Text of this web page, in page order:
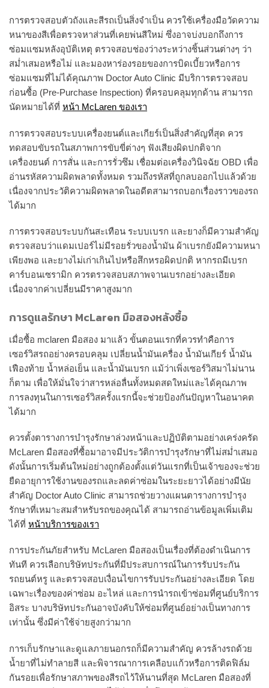
การตรวจสอบตัวถังและสีรถเป็นสิ่งจำเป็น ควรใช้เครื่องมือวัดความ
หนาของสีเพื่อตรวจหาส่วนที่เคยพ่นสีใหม่ ซึ่งอาจบ่งบอกถึงการ
ซ่อมแซมหลังอุบัติเหตุ ตรวจสอบช่องว่างระหว่างชิ้นส่วนต่างๆ ว่า
สม่ำเสมอหรือไม่ และมองหาร่องรอยของการบิดเบี้ยวหรือการ
ซ่อมแซมที่ไม่ได้คุณภาพ Doctor Auto Clinic มีบริการตรวจสอบ
ก่อนซื้อ (Pre-Purchase Inspection) ที่ครอบคลุมทุกด้าน สามารถ
นัดหมายได้ที่ หน้า McLaren ของเรา
การตรวจสอบระบบเครื่องยนต์และเกียร์เป็นสิ่งสำคัญที่สุด ควร
ทดสอบขับรถในสภาพการขับขี่ต่างๆ ฟังเสียงผิดปกติจาก
เครื่องยนต์ การสั่น และการรั่วซึม เชื่อมต่อเครื่องวินิจฉัย OBD เพื่อ
อ่านรหัสความผิดพลาดทั้งหมด รวมถึงรหัสที่ถูกลบออกไปแล้วด้วย
เนื่องจากประวัติความผิดพลาดในอดีตสามารถบอกเรื่องราวของรถ
ได้มาก
การตรวจสอบระบบกันสะเทือน ระบบเบรก และยางก็มีความสำคัญ
ตรวจสอบว่าแดมเปอร์ไม่มีรอยรั่วของน้ำมัน ผ้าเบรกยังมีความหนา
เพียงพอ และยางไม่เก่าเกินไปหรือสึกหรอผิดปกติ หากรถมีเบรก
คาร์บอนเซรามิก ควรตรวจสอบสภาพจานเบรกอย่างละเอียด
เนื่องจากค่าเปลี่ยนมีราคาสูงมาก
การดูแลรักษา McLaren มือสองหลังซื้อ
เมื่อซื้อ mclaren มือสอง มาแล้ว ขั้นตอนแรกที่ควรทำคือการ
เซอร์วิสรถอย่างครอบคลุม เปลี่ยนน้ำมันเครื่อง น้ำมันเกียร์ น้ำมัน
เฟืองท้าย น้ำหล่อเย็น และน้ำมันเบรก แม้ว่าเพิ่งเซอร์วิสมาไม่นาน
ก็ตาม เพื่อให้มั่นใจว่าสารหล่อลื่นทั้งหมดสดใหม่และได้คุณภาพ
การลงทุนในการเซอร์วิสครั้งแรกนี้จะช่วยป้องกันปัญหาในอนาคต
ได้มาก
ควรตั้งตารางการบำรุงรักษาล่วงหน้าและปฏิบัติตามอย่างเคร่งครัด
McLaren มือสองที่ซื้อมาอาจมีประวัติการบำรุงรักษาที่ไม่สม่ำเสมอ
ดังนั้นการเริ่มต้นใหม่อย่างถูกต้องตั้งแต่วันแรกที่เป็นเจ้าของจะช่วย
ยืดอายุการใช้งานของรถและลดค่าซ่อมในระยะยาวได้อย่างมีนัย
สำคัญ Doctor Auto Clinic สามารถช่วยวางแผนตารางการบำรุง
รักษาที่เหมาะสมสำหรับรถของคุณได้ สามารถอ่านข้อมูลเพิ่มเติม
ได้ที่ หน้าบริการของเรา
การประกันภัยสำหรับ McLaren มือสองเป็นเรื่องที่ต้องดำเนินการ
ทันที ควรเลือกบริษัทประกันที่มีประสบการณ์ในการรับประกัน
รถยนต์หรู และตรวจสอบเงื่อนไขการรับประกันอย่างละเอียด โดย
เฉพาะเรื่องของค่าซ่อม อะไหล่ และการนำรถเข้าซ่อมที่ศูนย์บริการ
อิสระ บางบริษัทประกันอาจบังคับให้ซ่อมที่ศูนย์อย่างเป็นทางการ
เท่านั้น ซึ่งมีค่าใช้จ่ายสูงกว่ามาก
การเก็บรักษาและดูแลภายนอกรถก็มีความสำคัญ ควรล้างรถด้วย
น้ำยาที่ไม่ทำลายสี และพิจารณาการเคลือบแก้วหรือการติดฟิล์ม
กันรอยเพื่อรักษาสภาพของสีรถไว้ให้นานที่สุด McLaren มือสองที่